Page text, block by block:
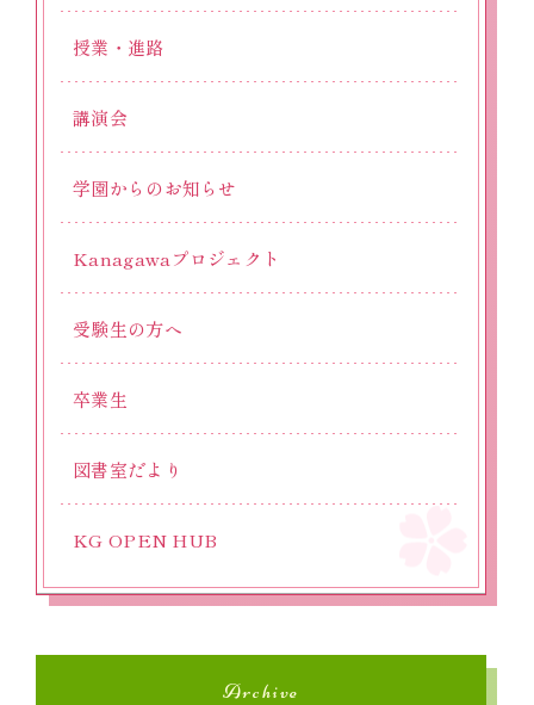
授業・進路
講演会
学園からのお知らせ
Kanagawaプロジェクト
受験生の方へ
卒業生
図書室だより
KG OPEN HUB
Archive